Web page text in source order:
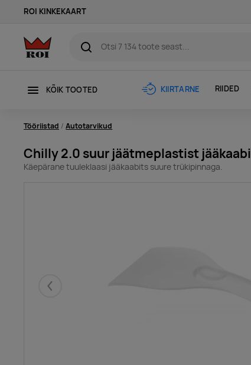
ROI KINKEKAART
KÕIK TOOTED KIIRTARNE RIIDED
Tööriistad Autotarvikud
Chilly 2.0 suur jäätmeplastist
Käepärane tuuleklaasi jääkaabits suure trükipinnaga.
Eelmised